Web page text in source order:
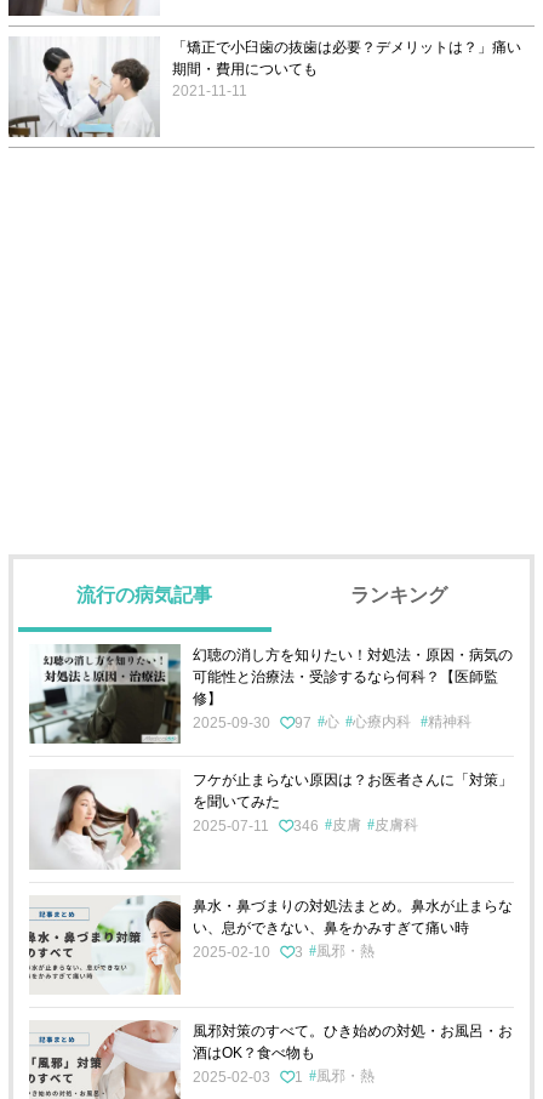
「矯正で小臼歯の抜歯は必要？デメリットは？」痛い
期間・費用についても
2021-11-11
流行の病気記事 ランキング
幻聴の消し方を知りたい！対処法・原因・病気の
可能性と治療法・受診するなら何科？【医師監
修】
2025-09-30
97 心 心療内科 精神科
フケが止まらない原因は？お医者さんに「対策」
を聞いてみた
2025-07-11
346 皮膚 皮膚科
鼻水・鼻づまりの対処法まとめ。鼻水が止まらな
い、息ができない、鼻をかみすぎて痛い時
2025-02-10
3 風邪・熱
風邪対策のすべて。ひき始めの対処・お風呂・お
酒はOK？食べ物も
2025-02-03
1 風邪・熱